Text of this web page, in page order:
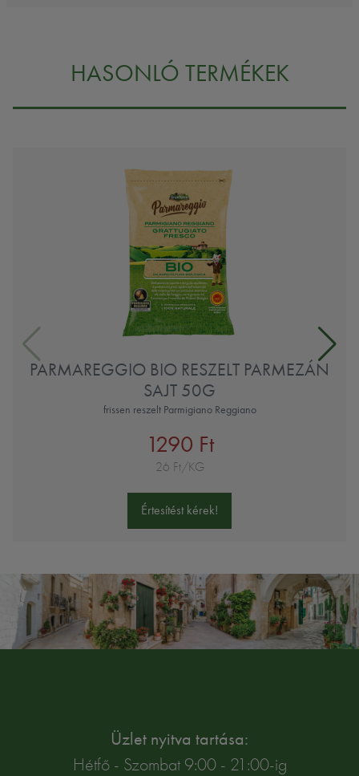
HASONLÓ TERMÉKEK
PARMAREGGIO BIO RESZELT PARMEZÁN
SAJT 50G
frissen reszelt Parmigiano Reggiano
1290 Ft
26 Ft/KG
Értesítést kérek!
Üzlet nyitva tartása:
Hétfő - Szombat 9:00 - 21:00-ig